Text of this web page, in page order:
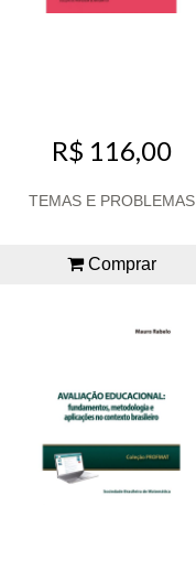
R$ 116,00
TEMAS E PROBLEMAS
Comprar